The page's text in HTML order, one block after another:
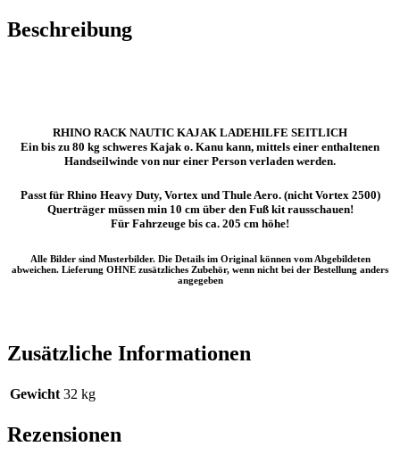
Beschreibung
RHINO RACK NAUTIC KAJAK LADEHILFE SEITLICH
Ein bis zu 80 kg schweres Kajak o. Kanu kann, mittels einer enthaltenen
Handseilwinde von nur einer Person verladen werden.
Passt für Rhino Heavy Duty, Vortex und Thule Aero. (nicht Vortex 2500)
Querträger müssen min 10 cm über den Fuß kit rausschauen!
Für Fahrzeuge bis ca. 205 cm höhe!
Alle Bilder sind Musterbilder. Die Details im Original können vom Abgebildeten
abweichen. Lieferung OHNE zusätzliches Zubehör, wenn nicht bei der Bestellung anders
angegeben
Zusätzliche Informationen
Gewicht 32 kg
Rezensionen